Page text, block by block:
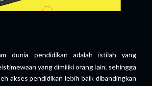
dunia pendidikan adalah istilah yang
yang dimiliki orang lain, sehingga
akses pendidikan lebih baik dibandingkan